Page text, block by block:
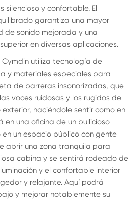
silencioso y confortable. El
garantiza una mayor
de sonido mejorada y una
en diversas aplicaciones.
utiliza tecnología de
y materiales especiales para
de barreras insonorizadas, que
voces ruidosas y los rugidos de
exterior, haciéndole sentir como en
en una oficina de un bullicioso
un espacio público con gente
abrir una zona tranquila para
cabina y se sentirá rodeado de
y el confortable interior
y relajante. Aquí podrá
y mejorar notablemente su